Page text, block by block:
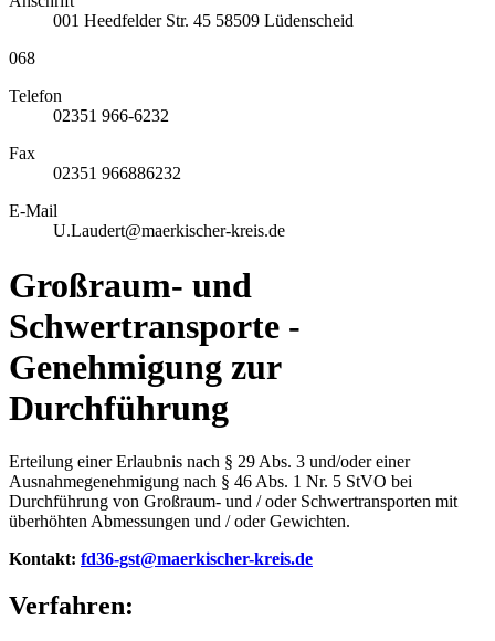
001 Heedfelder Str. 45 58509 Lüdenscheid
068
Telefon
02351 966-6232
Fax
02351 966886232
E-Mail
U.Laudert@maerkischer-kreis.de
Großraum- und
Schwertransporte -
Genehmigung zur
Durchführung
Erteilung einer Erlaubnis nach § 29 Abs. 3 und/oder einer
Ausnahmegenehmigung nach § 46 Abs. 1 Nr. 5 StVO bei
Durchführung von Großraum- und / oder Schwertransporten mit
überhöhten Abmessungen und / oder Gewichten.
Kontakt: fd36-gst@​maerkischer-kreis.de
Verfahren: